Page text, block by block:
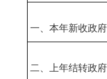
一、本年新收政
二、上年结转政